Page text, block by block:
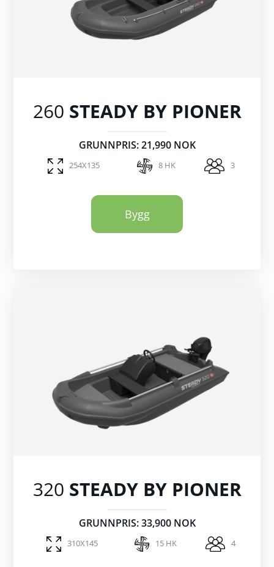
260 STEADY BY PIONER
GRUNNPRIS: 21,990 NOK
254X135 8 HK 3
Bygg
320 STEADY BY PIONER
GRUNNPRIS: 33,900 NOK
310X145 15 HK 4